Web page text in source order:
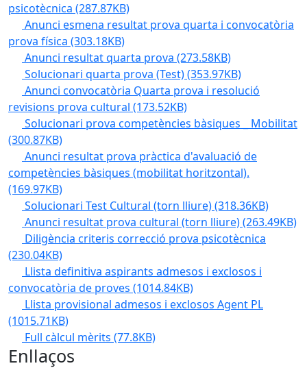
psicotècnica (287.87KB)
Anunci esmena resultat prova quarta i convocatòria
prova física (303.18KB)
Anunci resultat quarta prova (273.58KB)
Solucionari quarta prova (Test)(353.97KB)
Anunci convocatòria Quarta prova i resolució
revisions prova cultural (173.52KB)
Solucionari prova competències bàsiques _ Mobilitat
(300.87KB)
Anunci resultat prova pràctica d'avaluació de
competències bàsiques (mobilitat horitzontal).
(169.97KB)
Solucionari Test Cultural (torn lliure)(318.36KB)
Anunci resultat prova cultural (torn lliure)(263.49KB)
Diligència criteris correcció prova psicotècnica
(230.04KB)
Llista definitiva aspirants admesos i exclosos i
convocatòria de proves (1014.84KB)
Llista provisional admesos i exclosos Agent PL
(1015.71KB)
Full càlcul mèrits (77.8KB)
Enllaços